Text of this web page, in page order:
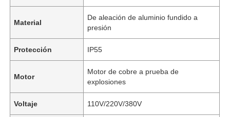
Material
De aleación de aluminio fundido a
presión
Protección IP55
Motor
Motor de cobre a prueba de
explosiones
Voltaje 110V/220V/380V